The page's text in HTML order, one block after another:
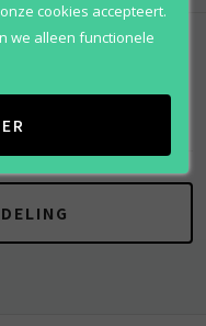
cookies accepteert.
we alleen functionele